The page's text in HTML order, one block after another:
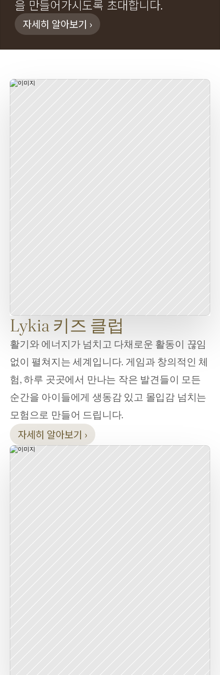
을 만들어가시도록 초대합니다.
자세히 알아보기 ›
Lykia 키즈 클럽
활기와 에너지가 넘치고 다채로운 활동이 끊임
없이 펼쳐지는 세계입니다. 게임과 창의적인 체
험, 하루 곳곳에서 만나는 작은 발견들이 모든
순간을 아이들에게 생동감 있고 몰입감 넘치는
모험으로 만들어 드립니다.
자세히 알아보기 ›